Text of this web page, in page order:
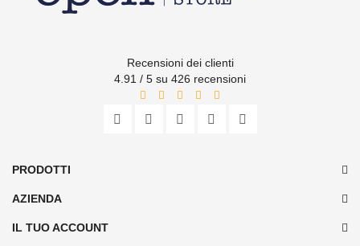
Recensioni dei clienti
4.91 / 5 su 426 recensioni
PRODOTTI
AZIENDA
IL TUO ACCOUNT